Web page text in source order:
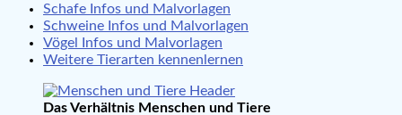
Schafe Infos und Malvorlagen
Schweine Infos und Malvorlagen
Vögel Infos und Malvorlagen
Weitere Tierarten kennenlernen
Das Verhältnis Menschen und Tiere